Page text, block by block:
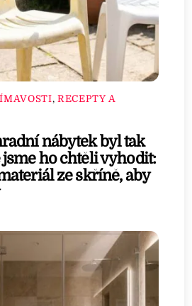
, RECEPTY A
nábytek byl tak
jsme ho chtěli vyhodit:
ze skříně, aby